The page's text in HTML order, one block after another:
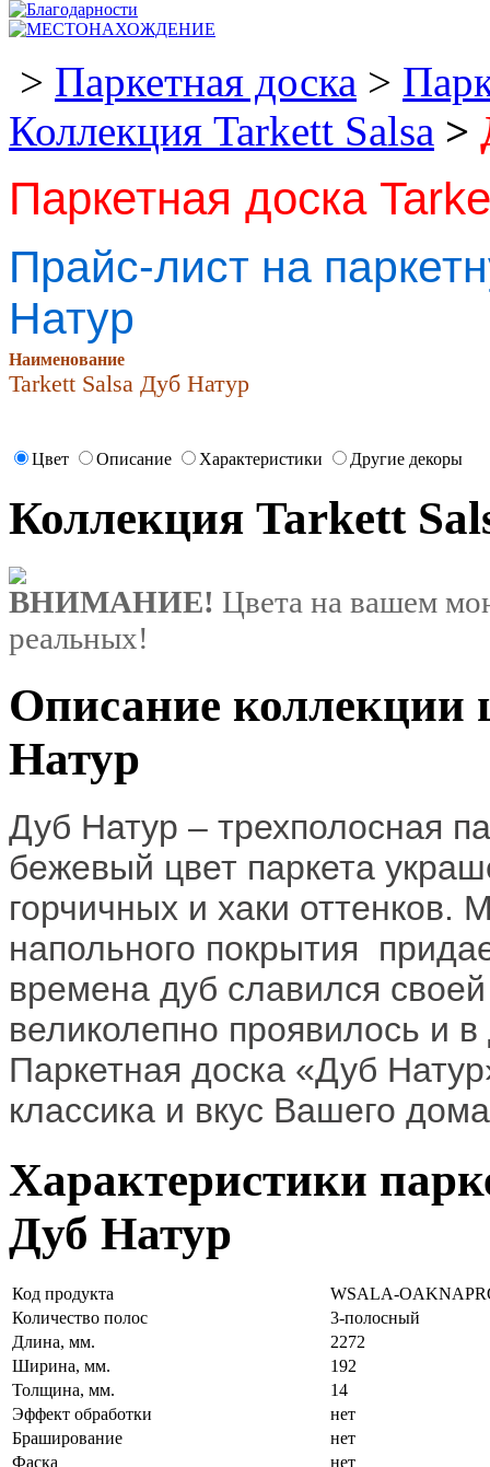
> Паркетная доска >
Коллекция Tarkett Salsa >
Паркетная доска
Прайс-лист на
Натур
Наименование
Tarkett Salsa Дуб Натур
Цвет Описание Характеристики Другие декоры
Коллекция Tarkett
ВНИМАНИЕ! Цвета на вашем
реальных!
Описание коллекции
Натур
Дуб Натур – трехполосная
бежевый цвет паркета
горчичных и хаки оттенков.
напольного покрытия
времена дуб славился
великолепно проявилось и
Паркетная доска «Дуб
классика и вкус Вашего
Характеристики
Дуб Натур
Код продукта
WSALA-
Количество полос
3-полосный
Длина, мм.
2272
Ширина, мм.
192
Толщина, мм.
14
Эффект обработки
нет
Браширование
нет
Фаска
нет